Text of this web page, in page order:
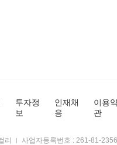
투자정
보
인재채
용
이용
관
리 사업자등록번호 : 261-81-